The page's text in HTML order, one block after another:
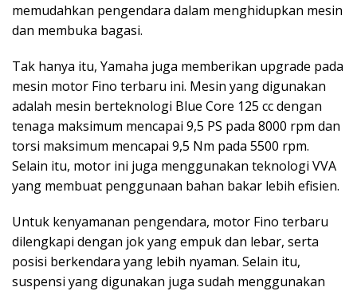
memudahkan pengendara dalam menghidupkan mesin
dan membuka bagasi.
Tak hanya itu, Yamaha juga memberikan upgrade pada
mesin motor Fino terbaru ini. Mesin yang digunakan
adalah mesin berteknologi Blue Core 125 cc dengan
tenaga maksimum mencapai 9,5 PS pada 8000 rpm dan
torsi maksimum mencapai 9,5 Nm pada 5500 rpm.
Selain itu, motor ini juga menggunakan teknologi VVA
yang membuat penggunaan bahan bakar lebih efisien.
Untuk kenyamanan pengendara, motor Fino terbaru
dilengkapi dengan jok yang empuk dan lebar, serta
posisi berkendara yang lebih nyaman. Selain itu,
suspensi yang digunakan juga sudah menggunakan